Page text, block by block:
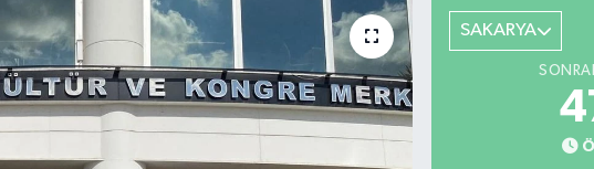
SAKARYA